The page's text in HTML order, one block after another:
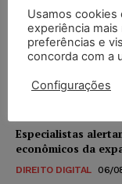
Karina Silvério -
IA da Anthropic
segurança e
Especialistas
econômicos da
DIREITO DIGITAL 06/
Usamos cookies
experiência
preferências e
concorda com a
Configurações